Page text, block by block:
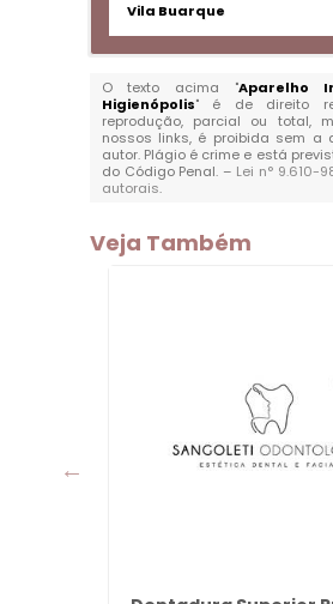
Vila Buarque
O texto acima "Aparelho
Higienópolis" é de direito
reprodução, parcial ou total,
nossos links, é proibida sem a
autor. Plágio é crime e está
do Código Penal. – Lei n° 9.610-
autorais.
Veja Também